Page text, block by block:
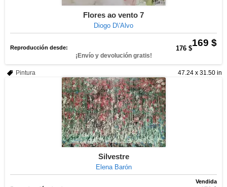
Flores ao vento 7
Diogo D\'Alvo
169 $
Reproducción desde: 176 $
¡Envío y devolución gratis!
47.24 x 31.50 in
Pintura
Silvestre
Elena Barón
Vendida